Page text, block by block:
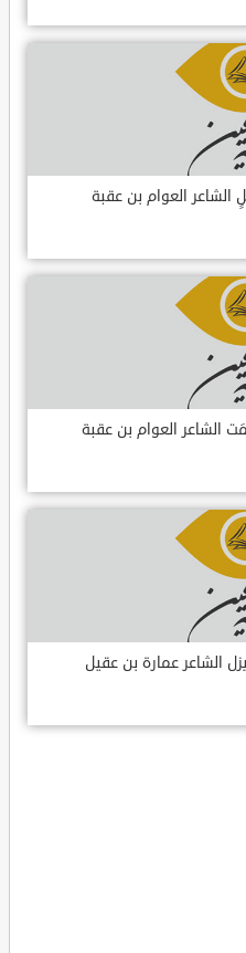
العوام بن عقبة
العوام بن عقبة
الشاعر عمارة بن عقيل